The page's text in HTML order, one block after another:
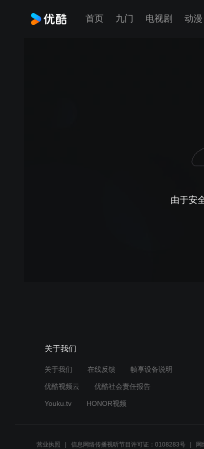
首页 九门 电视剧 动漫
由于安
关于我们
关于我们 在线反馈 帧享设备说明
优酷视频云 优酷社会责任报告
Youku.tv HONOR视频
营业执照 信息网络传播视听节目许可证：0108283号